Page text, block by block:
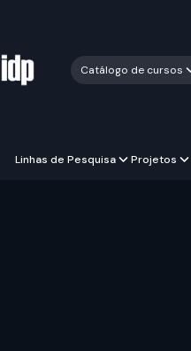
Catálogo de cursos
Linhas de Pesquisa Projetos